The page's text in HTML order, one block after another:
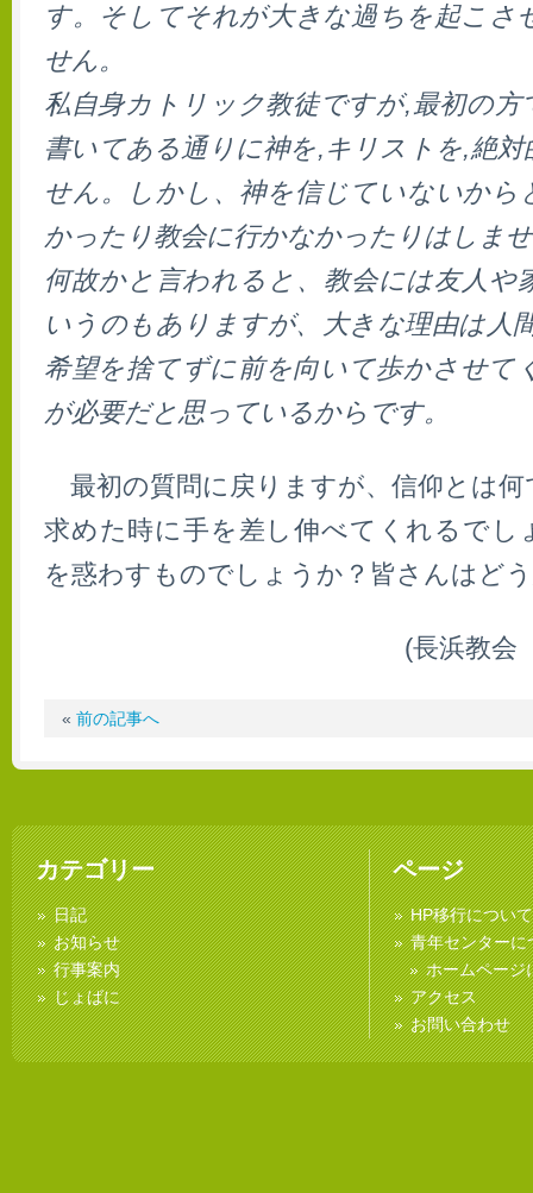
す。そしてそれが大きな過ちを起こさ
せん。
私自身カトリック教徒ですが,最初の方
書いてある通りに神を,キリストを,絶
せん。しかし、神を信じていないから
かったり教会に行かなかったりはしま
何故かと言われると、教会には友人や
いうのもありますが、大きな理由は人
希望を捨てずに前を向いて歩かさせて
が必要だと思っているからです。
最初の質問に戻りますが、信仰とは
求めた時に手を差し伸べてくれるでし
を惑わすものでしょうか？皆さんはど
(長浜教
« 前の記事へ
カテゴリー
日記
お知らせ
行事案内
じょばに
ページ
HP移行について
青年センターに
ホームページ
アクセス
お問い合わせ